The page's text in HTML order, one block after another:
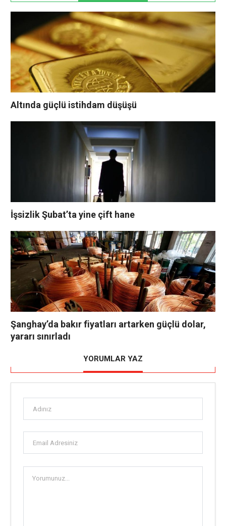
Altında güçlü istihdam düşüşü
İşsizlik Şubat’ta yine çift hane
Şanghay’da bakır fiyatları artarken güçlü dolar,
yararı sınırladı
YORUMLAR YAZ